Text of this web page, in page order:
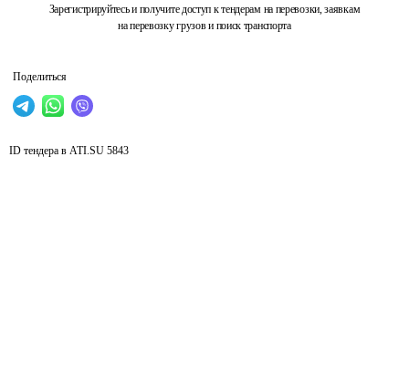
Зарегистрируйтесь и получите доступ к тендерам на перевозки, заявкам
на перевозку грузов и поиск транспорта
Поделиться
ID тендера в ATI.SU 5843